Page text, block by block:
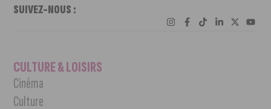
SUIVEZ-NOUS :
CULTURE & LOISIRS
Cinéma
Culture